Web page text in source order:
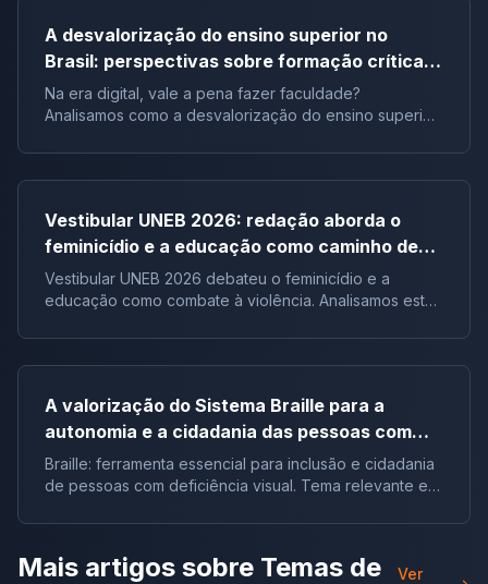
A desvalorização do ensino superior no
Brasil: perspectivas sobre formação crítica e
influência digital |Tema de redação
Na era digital, vale a pena fazer faculdade?
Analisamos como a desvalorização do ensino superior
Brasil.
Vestibular UNEB 2026: redação aborda o
feminicídio e a educação como caminho de
combate à violência
Vestibular UNEB 2026 debateu o feminicídio e a
educação como combate à violência. Analisamos este
para futuras pautas sociais.
A valorização do Sistema Braille para a
autonomia e a cidadania das pessoas com
deficiência visual no Brasil |Tema de redação
Braille: ferramenta essencial para inclusão e cidadania
de pessoas com deficiência visual. Tema relevante em
Mais artigos sobre Temas de
Ver